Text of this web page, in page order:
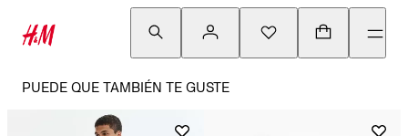
PUEDE QUE TAMBIÉN TE GUSTE